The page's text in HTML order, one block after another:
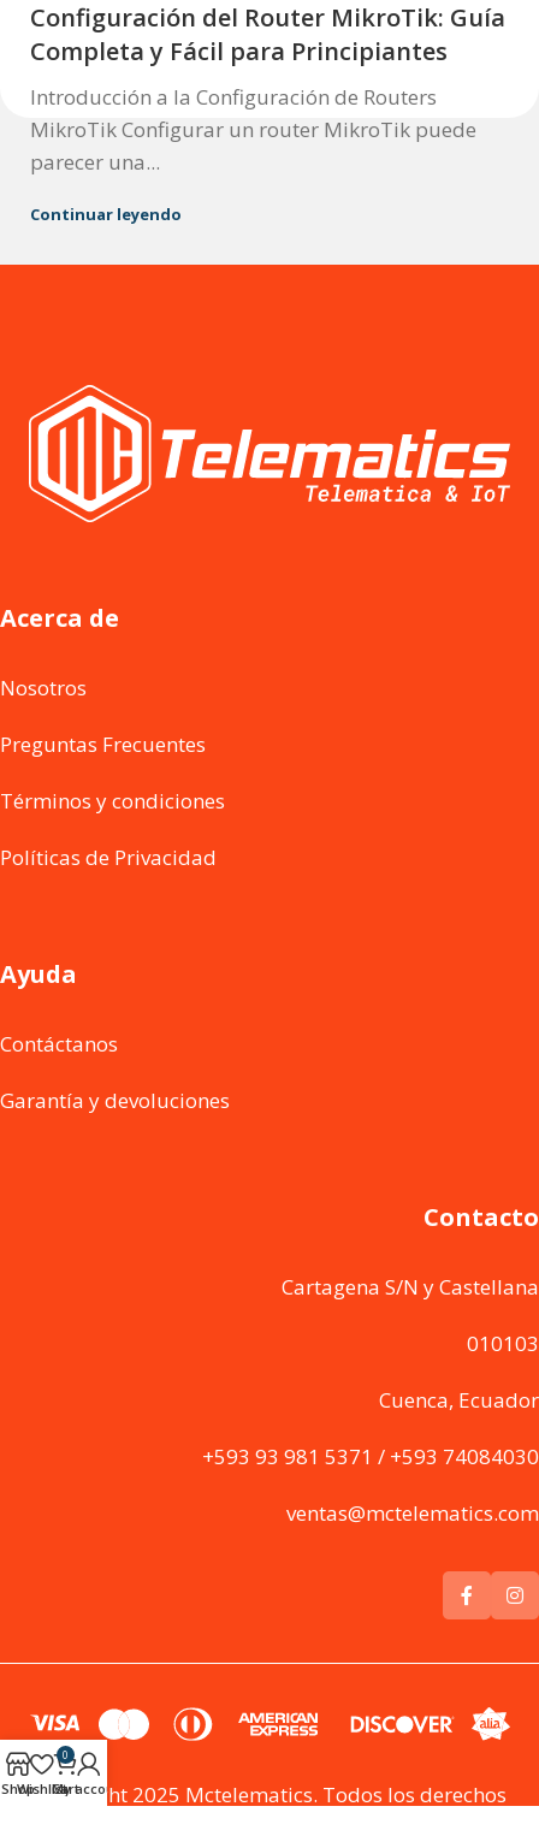
Configuración del Router MikroTik: Guía
Completa y Fácil para Principiantes
Introducción a la Configuración de Routers
MikroTik Configurar un router MikroTik puede
parecer una...
Continuar leyendo
Acerca de
Nosotros
Preguntas Frecuentes
Términos y condiciones
Políticas de Privacidad
Ayuda
Contáctanos
Garantía y devoluciones
Contacto
Cartagena S/N y Castellana
010103
Cuenca, Ecuador
+593 93 981 5371 / +593 74084030
ventas@mctelematics.com
Copyright 2025 Mctelematics. Todos los derechos
ShopWishlist
0
Cart
My account